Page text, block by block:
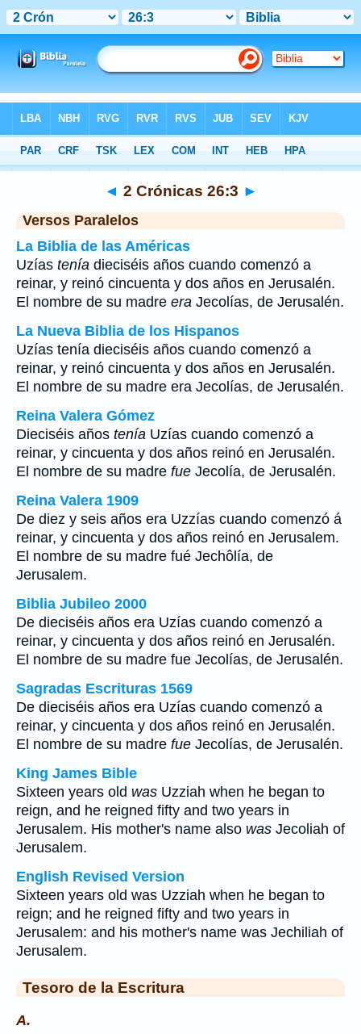
>2 Crónicas Capítulo 26 > Verso 3
◄ 2 Crónicas 26:3 ►
Versos Paralelos
La Biblia de las Américas
Uzías tenía dieciséis años cuando comenzó a
reinar, y reinó cincuenta y dos años en Jerusalén.
El nombre de su madre era Jecolías, de Jerusalén.
La Nueva Biblia de los Hispanos
Uzías tenía dieciséis años cuando comenzó a
reinar, y reinó cincuenta y dos años en Jerusalén.
El nombre de su madre era Jecolías, de Jerusalén.
Reina Valera Gómez
Dieciséis años tenía Uzías cuando comenzó a
reinar, y cincuenta y dos años reinó en Jerusalén.
El nombre de su madre fue Jecolía, de Jerusalén.
Reina Valera 1909
De diez y seis años era Uzzías cuando comenzó á
reinar, y cincuenta y dos años reinó en Jerusalem.
El nombre de su madre fué Jechôlía, de
Jerusalem.
Biblia Jubileo 2000
De dieciséis años era Uzías cuando comenzó a
reinar, y cincuenta y dos años reinó en Jerusalén.
El nombre de su madre fue Jecolías, de Jerusalén.
Sagradas Escrituras 1569
De dieciséis años era Uzías cuando comenzó a
reinar, y cincuenta y dos años reinó en Jerusalén.
El nombre de su madre fue Jecolías, de Jerusalén.
King James Bible
Sixteen years old was Uzziah when he began to
reign, and he reigned fifty and two years in
Jerusalem. His mother's name also was Jecoliah of
Jerusalem.
English Revised Version
Sixteen years old was Uzziah when he began to
reign; and he reigned fifty and two years in
Jerusalem: and his mother's name was Jechiliah of
Jerusalem.
Tesoro de la Escritura
A.